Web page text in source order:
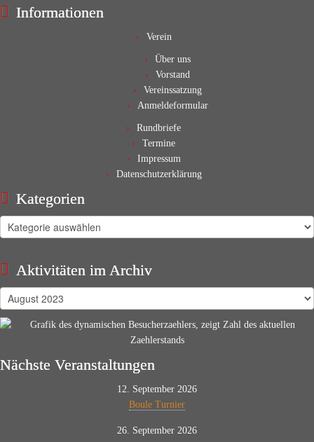
Informationen
Verein
Über uns
Vorstand
Vereinssatzung
Anmeldeformular
Rundbriefe
Termine
Impressum
Datenschutzerklärung
Kategorien
Kategorien
Aktivitäten im Archiv
Aktivitäten
im
Archiv
Nächste Veranstaltungen
12. September 2026
Boule Turnier
26. September 2026